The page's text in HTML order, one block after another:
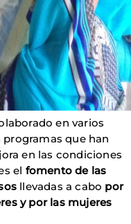
en varios
que han
en las condiciones
el fomento de las
llevadas a cabo por
y por las mujeres